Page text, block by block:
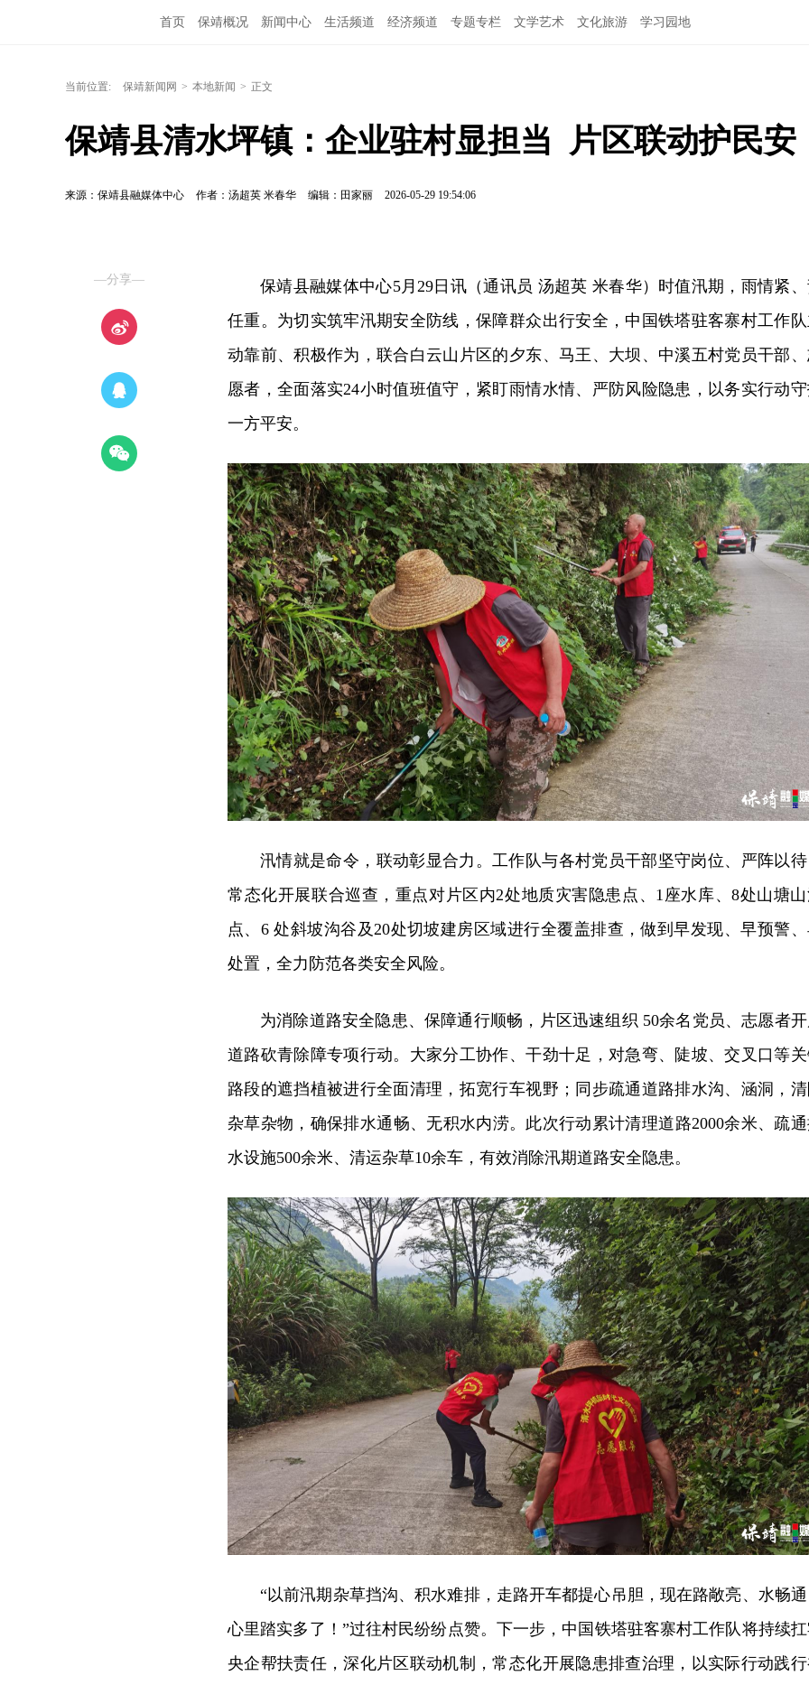
首页 保靖概况 新闻中心 生活频道 经济频道 专题专栏 文学艺术 文化旅游 学习园地
当前位置: 保靖新闻网 > 本地新闻 > 正文
保靖县清水坪镇：企业驻村显担当  片区联动护民安
来源：保靖县融媒体中心 作者：汤超英 米春华 编辑：田家丽 2026-05-29 19:54:06
—分享—
保靖县融媒体中心5月29日讯（通讯员 汤超英 米春华）时值汛期，雨情紧
任重。为切实筑牢汛期安全防线，保障群众出行安全，中国铁塔驻客寨村工作
动靠前、积极作为，联合白云山片区的夕东、马王、大坝、中溪五村党员干部
愿者，全面落实24小时值班值守，紧盯雨情水情、严防风险隐患，以务实行动
一方平安。
汛情就是命令，联动彰显合力。工作队与各村党员干部坚守岗位、严阵以
常态化开展联合巡查，重点对片区内2处地质灾害隐患点、1座水库、8处山塘
点、6 处斜坡沟谷及20处切坡建房区域进行全覆盖排查，做到早发现、早预警
处置，全力防范各类安全风险。
为消除道路安全隐患、保障通行顺畅，片区迅速组织 50余名党员、志愿者
道路砍青除障专项行动。大家分工协作、干劲十足，对急弯、陡坡、交叉口等
路段的遮挡植被进行全面清理，拓宽行车视野；同步疏通道路排水沟、涵洞，
杂草杂物，确保排水通畅、无积水内涝。此次行动累计清理道路2000余米、疏
水设施500余米、清运杂草10余车，有效消除汛期道路安全隐患。
“以前汛期杂草挡沟、积水难排，走路开车都提心吊胆，现在路敞亮、水畅
心里踏实多了！”过往村民纷纷点赞。下一步，中国铁塔驻客寨村工作队将持续
央企帮扶责任，深化片区联动机制，常态化开展隐患排查治理，以实际行动践